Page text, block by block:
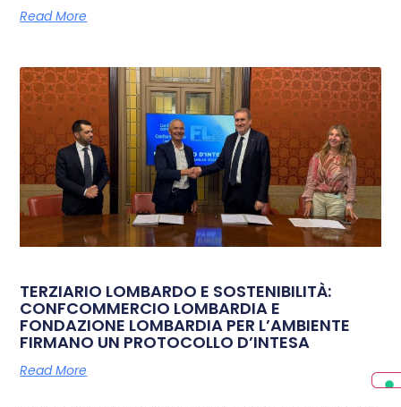
Read More
TERZIARIO LOMBARDO E SOSTENIBILITÀ:
CONFCOMMERCIO LOMBARDIA E
FONDAZIONE LOMBARDIA PER L’AMBIENTE
FIRMANO UN PROTOCOLLO D’INTESA
Read More